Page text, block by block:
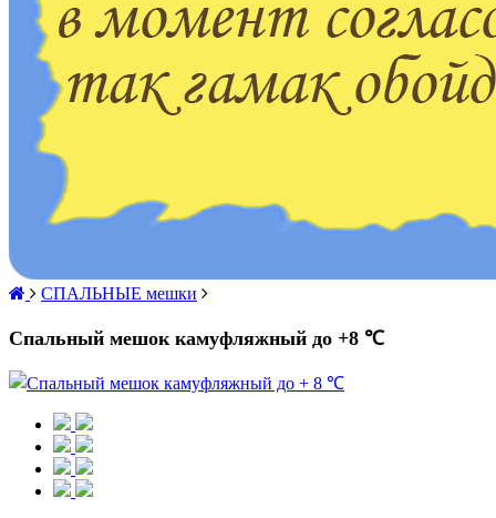
СПАЛЬНЫЕ мешки
Спальный мешок камуфляжный до +8 ℃